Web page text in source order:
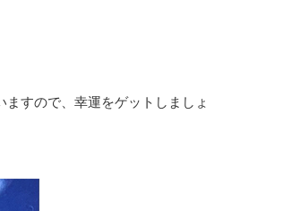
すので、幸運をゲットしましょ